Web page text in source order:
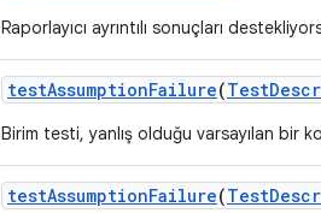
Raporlayıcı ayrıntılı sonuçları
testAssumptionFailure(Test
Birim testi, yanlış olduğu varsayılan bir
testAssumptionFailure(Test